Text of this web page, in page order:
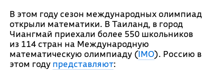
В этом году сезон международных олимпиад
открыли математики. В Таиланд, в город
Чиангмай приехали более 550 школьников
из 114 стран на Международную
математическую олимпиаду (IMO). Россию в
этом году представляют: